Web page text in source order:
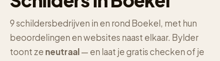
9 schildersbedrijven in en rond Boekel, met hun
beoordelingen en websites naast elkaar. Bylder
toont ze neutraal— en laat je gratis checken of je